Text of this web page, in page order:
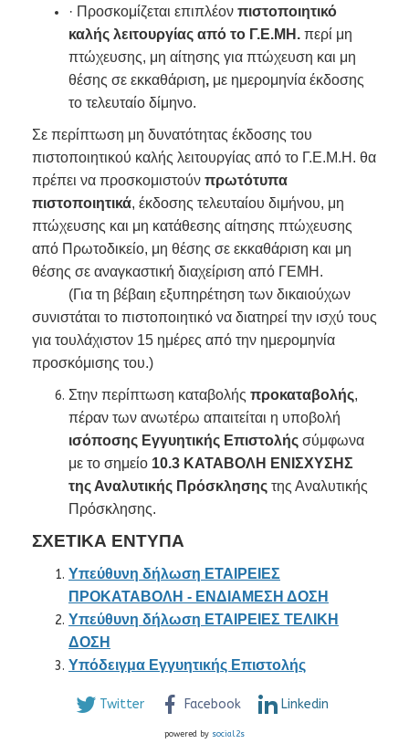
· Προσκομίζεται επιπλέον πιστοποιητικό
καλής λειτουργίας από το Γ.Ε.ΜΗ. περί μη
πτώχευσης, μη αίτησης για πτώχευση και μη
θέσης σε εκκαθάριση, με ημερομηνία έκδοσης
το τελευταίο δίμηνο.
Σε περίπτωση μη δυνατότητας έκδοσης του
πιστοποιητικού καλής λειτουργίας από το Γ.Ε.Μ.Η. θα
πρέπει να προσκομιστούν πρωτότυπα
πιστοποιητικά, έκδοσης τελευταίου διμήνου, μη
πτώχευσης και μη κατάθεσης αίτησης πτώχευσης
από Πρωτοδικείο, μη θέσης σε εκκαθάριση και μη
θέσης σε αναγκαστική διαχείριση από ΓΕΜΗ.
(Για τη βέβαιη εξυπηρέτηση των δικαιούχων
συνιστάται το πιστοποιητικό να διατηρεί την ισχύ τους
για τουλάχιστον 15 ημέρες από την ημερομηνία
προσκόμισης του.)
Στην περίπτωση καταβολής προκαταβολής,
πέραν των ανωτέρω απαιτείται η υποβολή
ισόποσης Εγγυητικής Επιστολής σύμφωνα
με το σημείο 10.3 ΚΑΤΑΒΟΛΗ ΕΝΙΣΧΥΣΗΣ
της Αναλυτικής Πρόσκλησης της Αναλυτικής
Πρόσκλησης.
ΣΧΕΤΙΚΑ ΕΝΤΥΠΑ
Υπεύθυνη δήλωση ΕΤΑΙΡΕΙΕΣ
ΠΡΟΚΑΤΑΒΟΛΗ - ΕΝΔΙΑΜΕΣΗ ΔΟΣΗ
Υπεύθυνη δήλωση ΕΤΑΙΡΕΙΕΣ ΤΕΛΙΚΗ
ΔΟΣΗ
Υπόδειγμα Εγγυητικής Επιστολής
Twitter Facebook Linkedin
powered by social2s